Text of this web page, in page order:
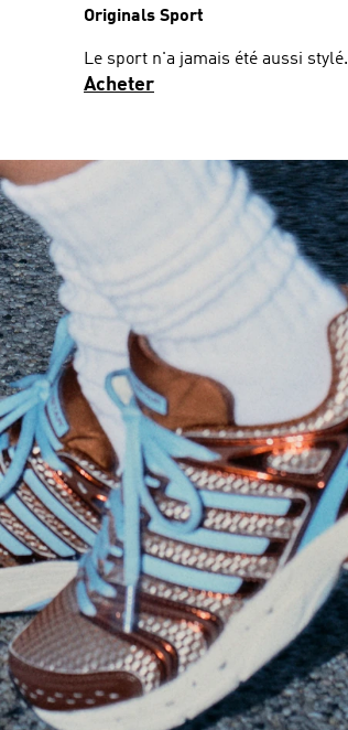
Originals Sport
Le sport n'a jamais été aussi stylé.
Acheter